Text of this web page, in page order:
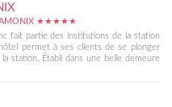
★★★★★
fait partie des institutions de la station
permet à ses clients de se plonger
station. Établi dans une belle demeure